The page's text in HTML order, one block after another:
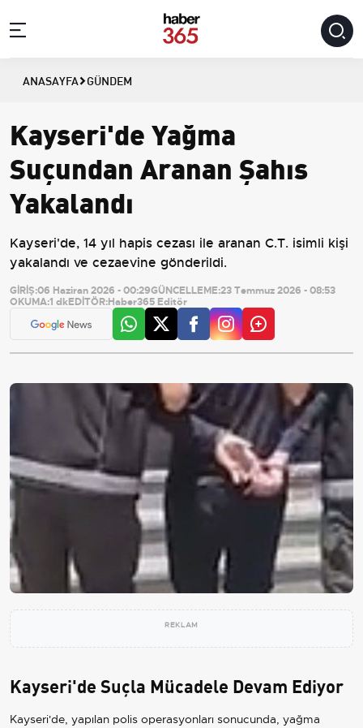
ANASAYFA GÜNDEM
Kayseri'de Yağma
Suçundan Aranan Şahıs
Yakalandı
Kayseri'de, 14 yıl hapis cezası ile aranan C.T. isimli kişi
yakalandı ve cezaevine gönderildi.
GİRİŞ:06 Haziran 2026 - 00:29GÜNCELLEME:23 Temmuz 2026 - 08:53
OKUMA:1 dkEDİTÖR:Haber365 Editör
REKLAM
Kayseri'de Suçla Mücadele Devam Ediyor
Kayseri'de, yapılan polis operasyonları sonucunda, yağma